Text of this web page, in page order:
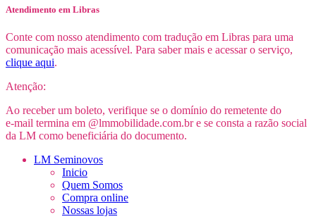
Atendimento em Libras
Conte com nosso atendimento com tradução em Libras para uma
comunicação mais acessível. Para saber mais e acessar o serviço,
clique aqui.
Atenção:
Ao receber um boleto, verifique se o domínio do remetente do
e-mail termina em @lmmobilidade.com.br e se consta a razão social
da LM como beneficiária do documento.
LM Seminovos
Inicio
Quem Somos
Compra online
Nossas lojas